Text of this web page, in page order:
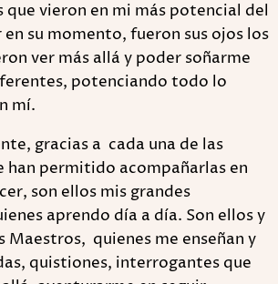
que vieron en mi más potencial del
su momento, fueron sus ojos los
ver más allá y poder soñarme
potenciando todo lo
mí.
gracias a cada una de las
han permitido acompañarlas en
son ellos mis grandes
aprendo día a día. Son ellos y
Maestros, quienes me enseñan y
quistiones, interrogantes que